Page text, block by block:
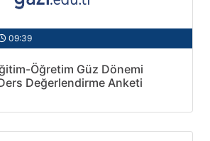
09:39
Öğretim Güz Dönemi
Değerlendirme Anketi